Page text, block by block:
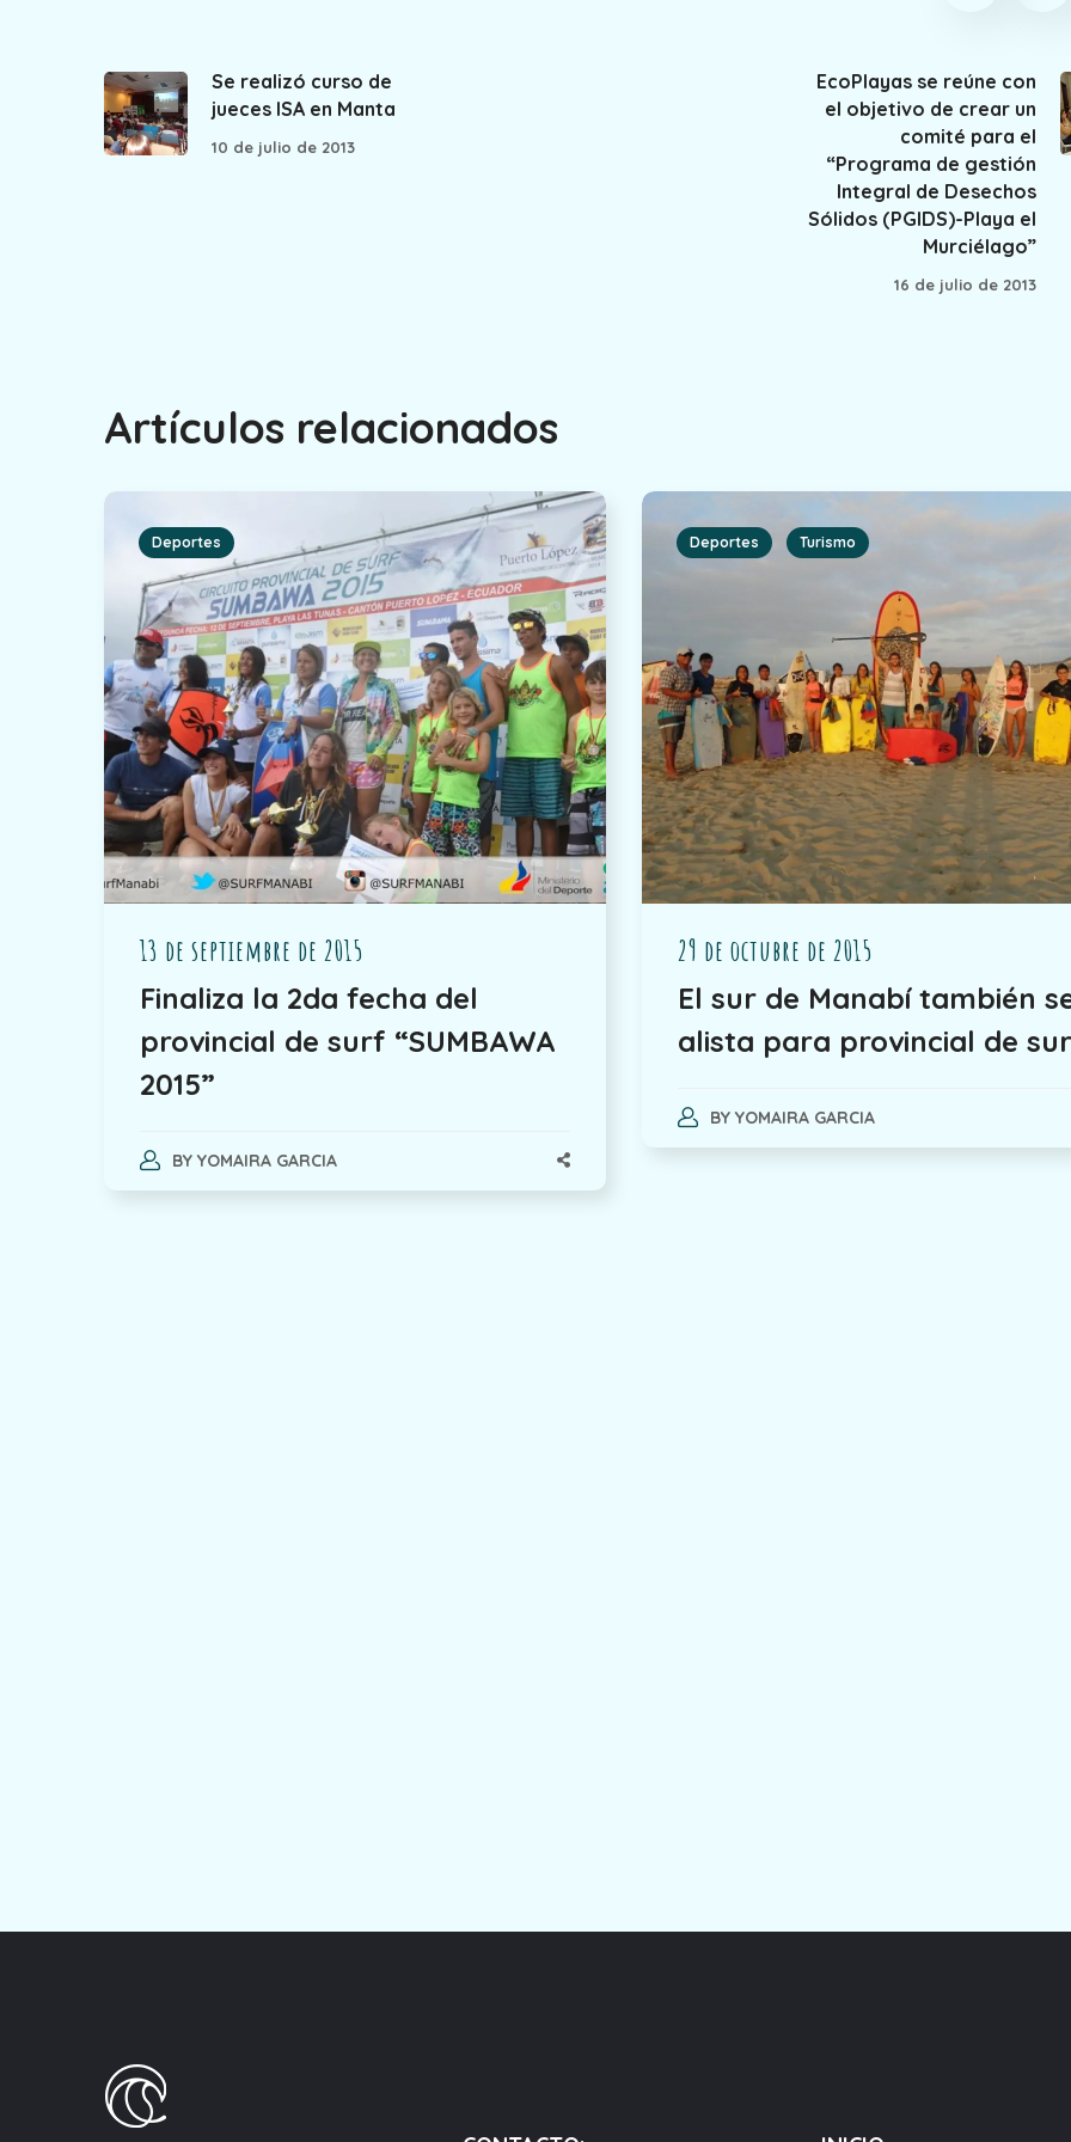
Se realizó curso de
jueces ISA en Manta
10 de julio de 2013
EcoPlayas se reúne con
el objetivo de crear un
comité para el
“Programa de gestión
Integral de Desechos
Sólidos (PGIDS)-Playa el
Murciélago”
16 de julio de 2013
Artículos relacionados
Deportes
13 de septiembre de 2015
Finaliza la 2da fecha del
provincial de surf “SUMBAWA
2015”
BY YOMAIRA GARCIA
Deportes Turismo
29 de octubre de 2015
El sur de Manabí también
alista para provincial de
BY YOMAIRA GARCIA